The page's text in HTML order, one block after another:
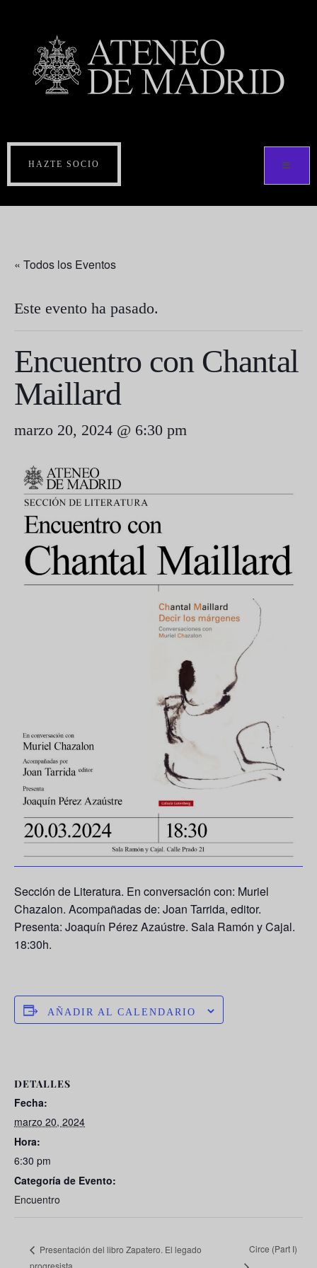
HAZTE SOCIO
« Todos los Eventos
Este evento ha pasado.
Encuentro con Chantal
Maillard
marzo 20, 2024 @ 6:30 pm
Sección de Literatura. En conversación con: Muriel
Chazalon. Acompañadas de: Joan Tarrida, editor.
Presenta: Joaquín Pérez Azaústre. Sala Ramón y Cajal.
18:30h.
AÑADIR AL CALENDARIO
DETALLES
Fecha:
marzo 20, 2024
Hora:
6:30 pm
Categoría de Evento:
Encuentro
Presentación del libro Zapatero. El legado
Circe (Part I)